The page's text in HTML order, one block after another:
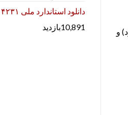
و
دانلود استاندارد ملی ۴۲۳۱
10,891بازدید